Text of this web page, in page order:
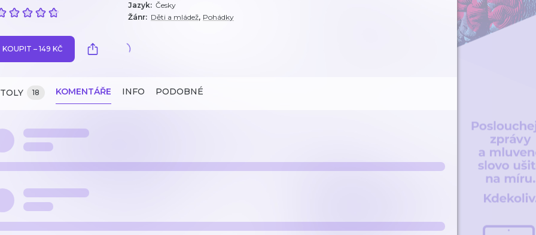
Jazyk: Česky
Žánr: Děti a mládež, Pohádky
KOUPIT – 149 KČ
18 KOMENTÁŘE INFO PODOBNÉ